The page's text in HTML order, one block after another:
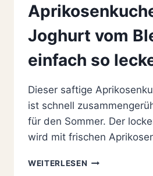
Joghurt vom
einfach so
Dieser saftige
ist schnell
für den Sommer. Der
wird mit frischen
WEITERLESEN SAFTIGER